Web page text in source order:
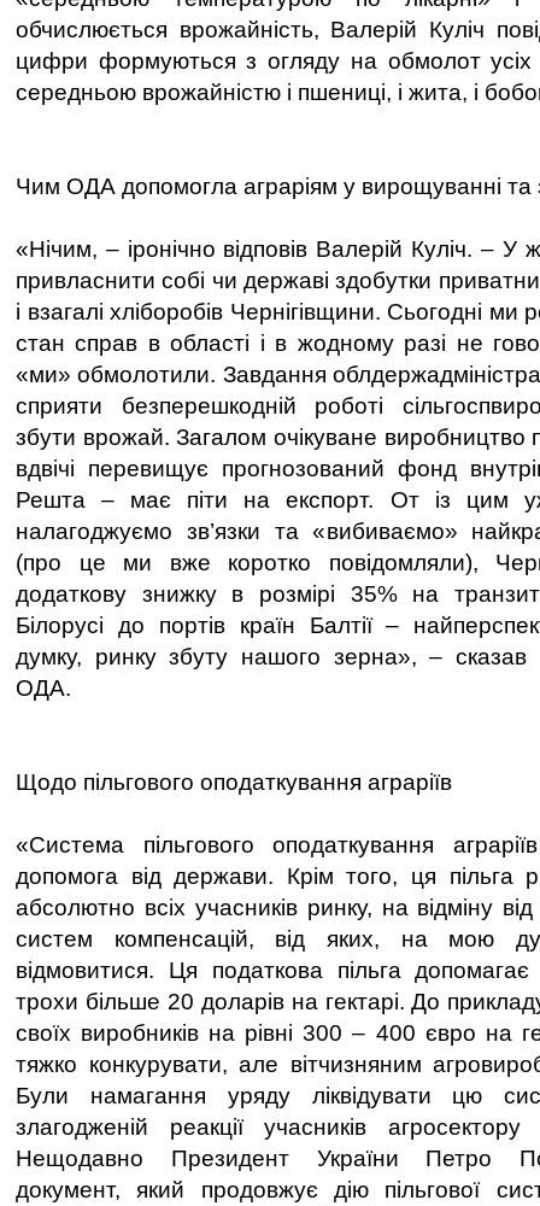
обчислюється врожайність, Валерій Куліч
цифри формуються з огляду на обмолот усіх
середньою врожайністю і пшениці, і жита, і
Чим ОДА допомогла аграріям у вирощуванні та
«Нічим, – іронічно відповів Валерій Куліч. – У
привласнити собі чи державі здобутки
і взагалі хліборобів Чернігівщини. Сьогодні
стан справ в області і в жодному разі не
«ми» обмолотили. Завдання
сприяти безперешкодній роботі
збути врожай. Загалом очікуване виробництво
вдвічі перевищує прогнозований фонд
Решта – має піти на експорт. От із цим
налагоджуємо зв’язки та «вибиваємо»
(про це ми вже коротко повідомляли),
додаткову знижку в розмірі 35% на
Білорусі до портів країн Балтії –
думку, ринку збуту нашого зерна», – сказав
ОДА.
Щодо пільгового оподаткування аграріїв
«Система пільгового оподаткування
допомога від держави. Крім того, ця пільга
абсолютно всіх учасників ринку, на відміну
систем компенсацій, від яких, на мою
відмовитися. Ця податкова пільга
трохи більше 20 доларів на гектарі. До
своїх виробників на рівні 300 – 400 євро на
тяжко конкурувати, але вітчизняним
Були намагання уряду ліквідувати цю
злагодженій реакції учасників
Нещодавно Президент України Петро
документ, який продовжує дію пільгової